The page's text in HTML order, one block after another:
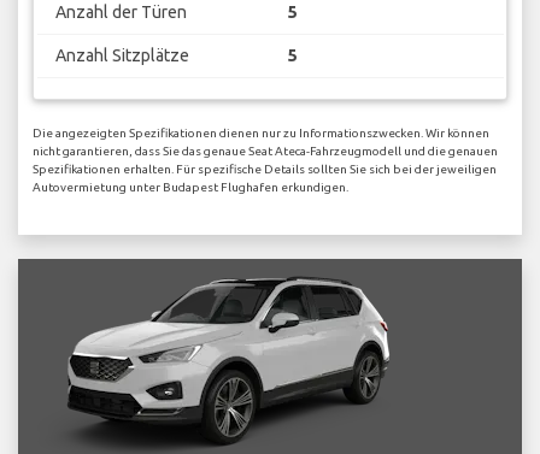
Anzahl der Türen 5
Anzahl Sitzplätze 5
Die angezeigten Spezifikationen dienen nur zu Informationszwecken. Wir können
nicht garantieren, dass Sie das genaue Seat Ateca-Fahrzeugmodell und die genauen
Spezifikationen erhalten. Für spezifische Details sollten Sie sich bei der jeweiligen
Autovermietung unter Budapest Flughafen erkundigen.